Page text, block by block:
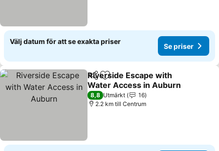
Välj datum för att se exakta priser
Se priser
Dela Lägg till i Mina Favoriter
Riverside Escape with
Water Access in Auburn
8,8 Utmärkt
16
2.2 km till Centrum